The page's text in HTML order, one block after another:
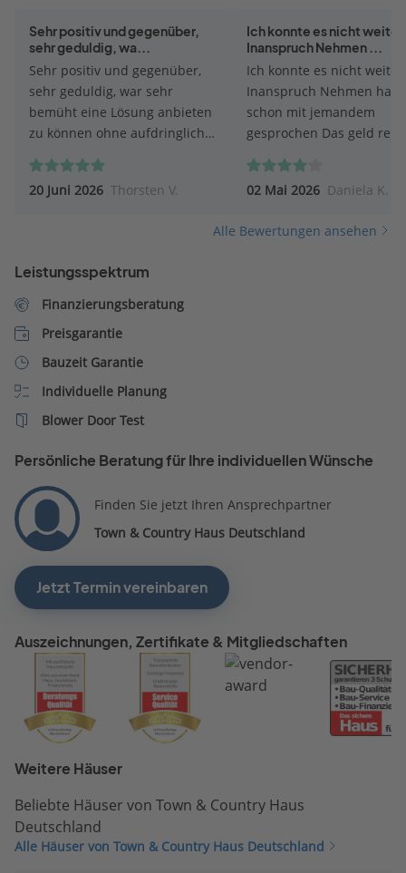
Sehr positiv und gegenüber,
sehr geduldig, wa...
Sehr positiv und gegenüber,
sehr geduldig, war sehr
bemüht eine Lösung anbieten
zu können ohne aufdringlich
20 Juni 2026 Thorsten V.
Ich konnte es nicht weiter
Inanspruch Nehmen ...
Ich konnte es nicht weiter
Inanspruch Nehmen
schon mit jemandem
gesprochen Das geld reicht
Kröher
02 Mai 2026 Daniela K.
Alle Bewertungen ansehen
Leistungsspektrum
Finanzierungsberatung
Preisgarantie
Bauzeit Garantie
Individuelle Planung
Blower Door Test
Persönliche Beratung für Ihre individuellen Wünsche
Finden Sie jetzt Ihren Ansprechpartner
Town & Country Haus Deutschland
Jetzt Termin vereinbaren
Auszeichnungen, Zertifikate & Mitgliedschaften
Weitere Häuser
Beliebte Häuser von Town & Country Haus
Deutschland
Alle Häuser von Town & Country Haus Deutschland